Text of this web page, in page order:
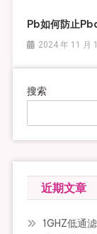
Pb如何防止
2024 年 11 月
搜索
近期文章
1GHZ低通